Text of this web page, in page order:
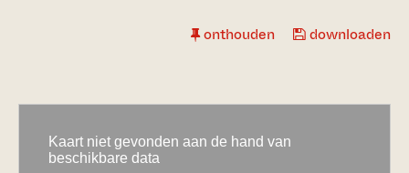
onthouden downloaden